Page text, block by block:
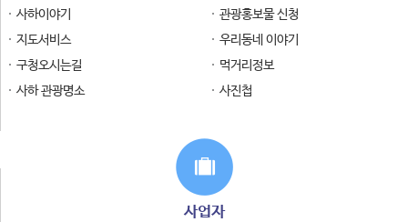
사하이야기
관광홍보물 신청
지도서비스
우리동네 이야기
구청오시는길
먹거리정보
사하 관광명소
사진첩
사업자